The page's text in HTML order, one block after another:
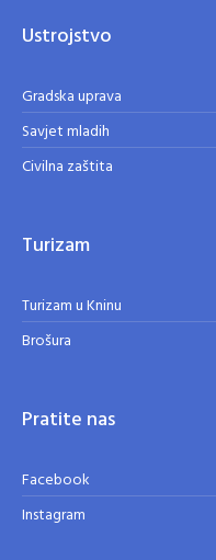
Ustrojstvo
Gradska uprava
Savjet mladih
Civilna zaštita
Turizam
Turizam u Kninu
Brošura
Pratite nas
Facebook
Instagram